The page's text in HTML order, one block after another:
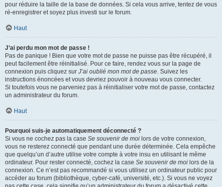
pour réduire la taille de la base de données. Si cela vous arrive, tentez de vous
ré-enregistrer et soyez plus investi sur le forum.
Haut
J’ai perdu mon mot de passe !
Pas de panique ! Bien que votre mot de passe ne puisse pas être récupéré, il
peut facilement être réinitialisé. Pour ce faire, rendez vous sur la page de
connexion puis cliquez sur J’ai oublié mon mot de passe. Suivez les
instructions énoncées et vous devriez pouvoir à nouveau vous connecter.
Si toutefois vous ne parveniez pas à réinitialiser votre mot de passe, contactez
un administrateur du forum.
Haut
Pourquoi suis-je automatiquement déconnecté ?
Si vous ne cochez pas la case Se souvenir de moi lors de votre connexion,
vous ne resterez connecté que pendant une durée déterminée. Cela empêche
que quelqu’un d’autre utilise votre compte à votre insu en utilisant le même
ordinateur. Pour rester connecté, cochez la case Se souvenir de moi lors de la
connexion. Ce n’est pas recommandé si vous utilisez un ordinateur public pour
accéder au forum (bibliothèque, cyber-café, université, etc.). Si vous ne voyez